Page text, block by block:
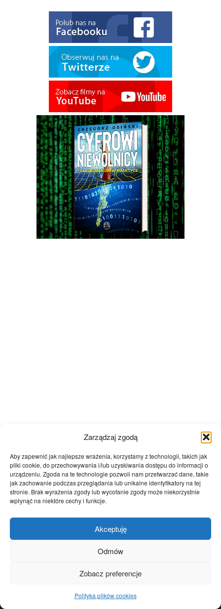
Zarządzaj zgodą
Aby zapewnić jak najlepsze wrażenia, korzystamy z technologii, takich jak
pliki cookie, do przechowywania i/lub uzyskiwania dostępu do informacji o
urządzeniu. Zgoda na te technologie pozwoli nam przetwarzać dane, takie
jak zachowanie podczas przeglądania lub unikalne identyfikatory na tej
stronie. Brak wyrażenia zgody lub wycofanie zgody może niekorzystnie
wpłynąć na niektóre cechy i funkcje.
Akceptuję
Odmów
Zobacz preferencje
Polityka plików cookies
Prokapitalizm.pl - portal poświęcony gospodarce, polityce,